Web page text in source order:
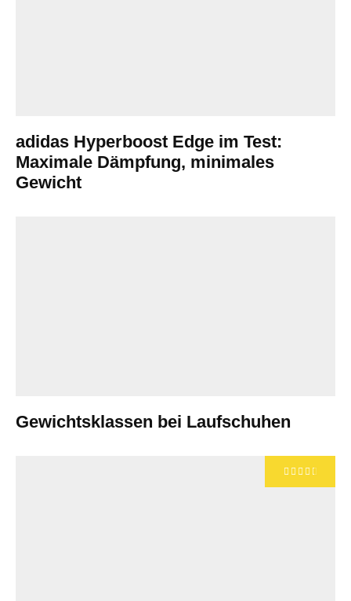
adidas Hyperboost Edge im Test:
Maximale Dämpfung, minimales
Gewicht
Gewichtsklassen bei Laufschuhen